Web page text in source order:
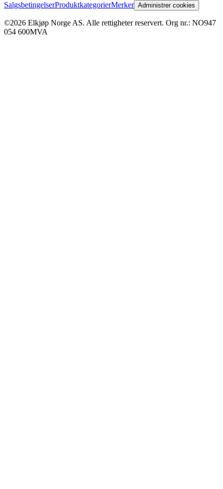
SalgsbetingelserProduktkategorierMerker Administrer cookies
©2026 Elkjøp Norge AS. Alle rettigheter reservert. Org nr.: NO947
054 600MVA